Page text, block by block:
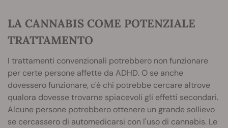
LA CANNABIS COME POTENZIALE
TRATTAMENTO
I trattamenti convenzionali potrebbero non funzionare
per certe persone affette da ADHD. O se anche
dovessero funzionare, c'è chi potrebbe cercare altrove
qualora dovesse trovarne spiacevoli gli effetti secondari.
Alcune persone potrebbero ottenere un grande sollievo
se cercassero di automedicarsi con l'uso di cannabis. Le